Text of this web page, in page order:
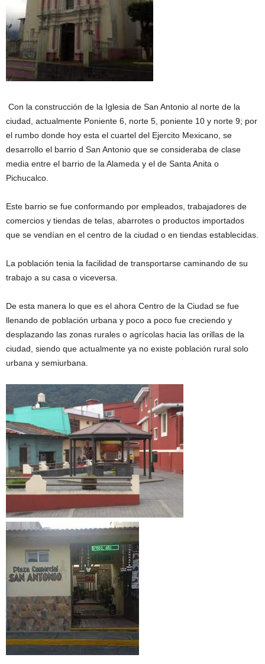
Con la construcción de la Iglesia de San Antonio al norte de la
ciudad, actualmente Poniente 6, norte 5, poniente 10 y norte 9; por
el rumbo donde hoy esta el cuartel del Ejercito Mexicano, se
desarrollo el barrio d San Antonio que se consideraba de clase
media entre el barrio de la Alameda y el de Santa Anita o
Pichucalco.
Este barrio se fue conformando por empleados, trabajadores de
comercios y tiendas de telas, abarrotes o productos importados
que se vendían en el centro de la ciudad o en tiendas establecidas.
La población tenia la facilidad de transportarse caminando de su
trabajo a su casa o viceversa.
De esta manera lo que es el ahora Centro de la Ciudad se fue
llenando de población urbana y poco a poco fue creciendo y
desplazando las zonas rurales o agrícolas hacia las orillas de la
ciudad, siendo que actualmente ya no existe población rural solo
urbana y semiurbana.